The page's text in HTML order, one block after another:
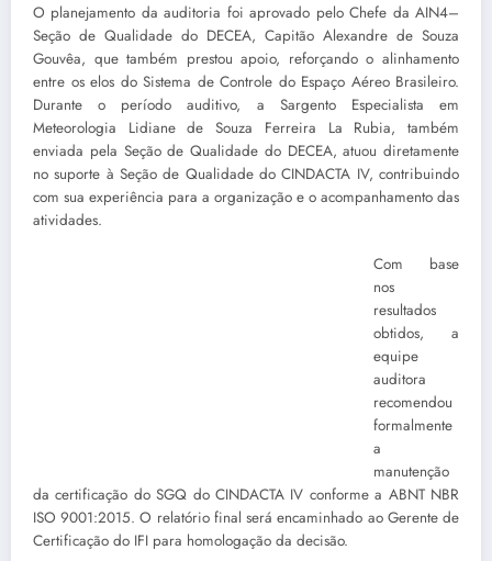
O planejamento da auditoria foi aprovado pelo Chefe da AIN4–
Seção de Qualidade do DECEA, Capitão Alexandre de Souza
Gouvêa, que também prestou apoio, reforçando o alinhamento
entre os elos do Sistema de Controle do Espaço Aéreo Brasileiro.
Durante o período auditivo, a Sargento Especialista em
Meteorologia Lidiane de Souza Ferreira La Rubia, também
enviada pela Seção de Qualidade do DECEA, atuou diretamente
no suporte à Seção de Qualidade do CINDACTA IV, contribuindo
com sua experiência para a organização e o acompanhamento das
atividades.
Com base
nos
resultados
obtidos, a
equipe
auditora
recomendou
formalmente
a
manutenção
da certificação do SGQ do CINDACTA IV conforme a ABNT NBR
ISO 9001:2015. O relatório final será encaminhado ao Gerente de
Certificação do IFI para homologação da decisão.